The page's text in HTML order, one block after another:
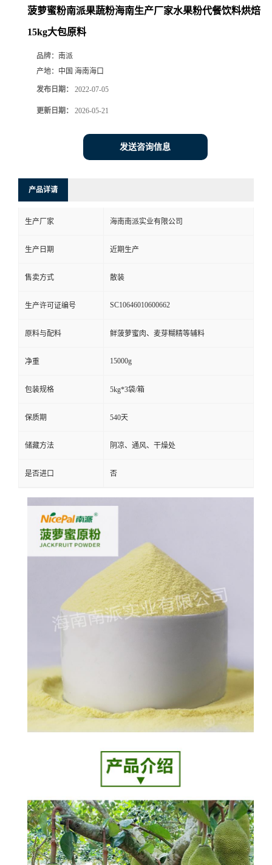
菠萝蜜粉南派果蔬粉海南生产厂家水果粉代餐饮料烘焙
15kg大包原料
品牌： 南派
产地： 中国 海南海口
发布日期： 2022-07-05
更新日期： 2026-05-21
发送咨询信息
产品详请
生产厂家 海南南派实业有限公司
生产日期 近期生产
售卖方式 散装
生产许可证编号 SC10646010600662
原料与配料 鲜菠萝蜜肉、麦芽糊精等辅料
净重 15000g
包装规格 5kg*3袋/箱
保质期 540天
储藏方法 阴凉、通风、干燥处
是否进口 否